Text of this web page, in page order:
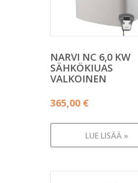
NARVI NC 6,0 KW
SÄHKÖKIUAS
VALKOINEN
365,00 €
LUE LISÄÄ »